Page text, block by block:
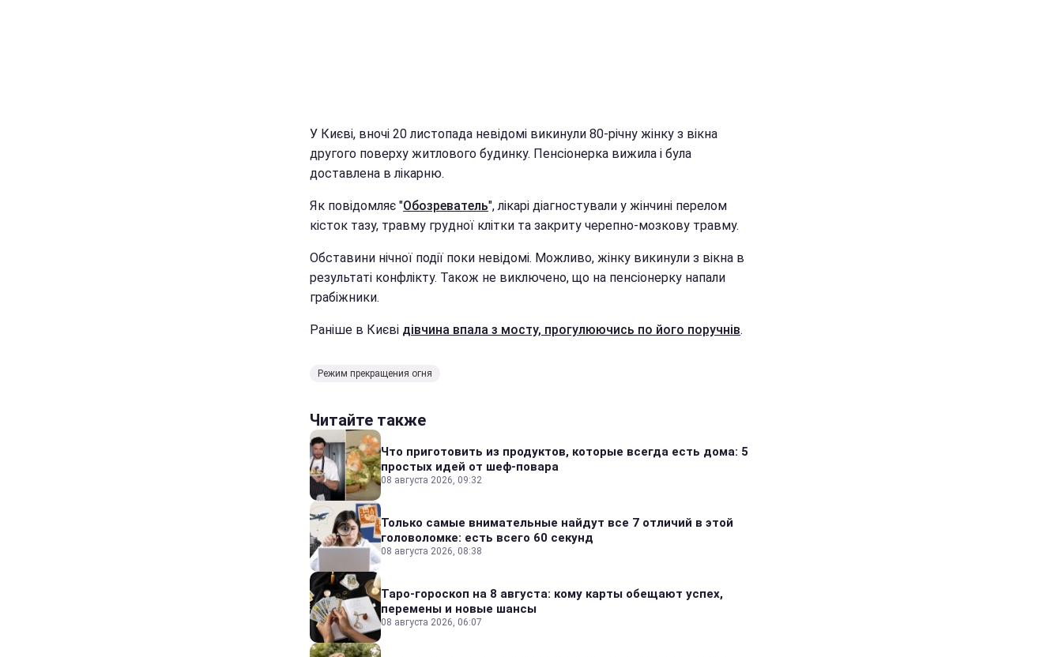
У Києві, вночі 20 листопада невідомі викинули 80-річну жінку з вікна
другого поверху житлового будинку. Пенсіонерка вижила і була
доставлена в лікарню.
Як повідомляє "Обозреватель", лікарі діагностували у жінчині перелом
кісток тазу, травму грудної клітки та закриту черепно-мозкову травму.
Обставини нічної події поки невідомі. Можливо, жінку викинули з вікна в
результаті конфлікту. Також не виключено, що на пенсіонерку напали
грабіжники.
Раніше в Києві дівчина впала з мосту, прогулюючись по його поручнів.
Режим прекращения огня
Читайте также
Что приготовить из продуктов, которые всегда есть дома: 5
простых идей от шеф-повара
08 августа 2026, 09:32
Только самые внимательные найдут все 7 отличий в этой
головоломке: есть всего 60 секунд
08 августа 2026, 08:38
Таро-гороскоп на 8 августа: кому карты обещают успех,
перемены и новые шансы
08 августа 2026, 06:07